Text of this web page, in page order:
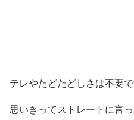
テレやたどたどしさは不要で
思いきってストレートに言